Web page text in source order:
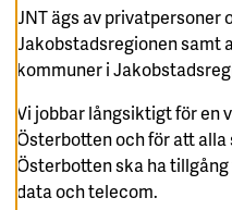
L
A
A
C
E
P
T
E
R
A
JNT ägs av
Jakobstadsregionen samt
kommuner i
Vi jobbar långsiktigt för en
Österbotten och för att alla
Österbotten ska ha
data och telecom.